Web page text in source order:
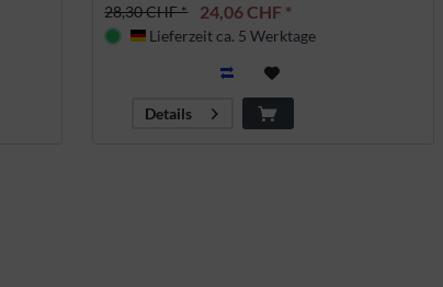
28,30 CHF * 24,06 CHF *
Deutschland
Lieferzeit ca. 5 Werktage
Details